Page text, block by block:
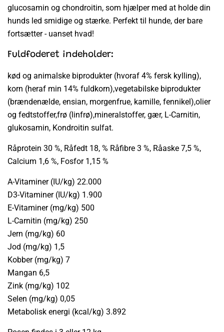
glucosamin og chondroitin, som hjælper med at holde din
hunds led smidige og stærke. Perfekt til hunde, der bare
fortsætter - uanset hvad!
Fuldfoderet indeholder:
kød og animalske biprodukter (hvoraf 4% fersk kylling),
korn (heraf min 14% fuldkorn),vegetabilske biprodukter
(brændenælde, ensian, morgenfrue, kamille, fennikel),olier
og fedtstoffer,frø (linfrø),mineralstoffer, gær, L-Carnitin,
glukosamin, Kondroitin sulfat.
Råprotein 30 %, Råfedt 18, % Råfibre 3 %, Råaske 7,5 %,
Calcium 1,6 %, Fosfor 1,15 %
A-Vitaminer (IU/kg) 22.000
D3-Vitaminer (IU/kg) 1.900
E-Vitaminer (mg/kg) 500
L-Carnitin (mg/kg) 250
Jern (mg/kg) 60
Jod (mg/kg) 1,5
Kobber (mg/kg) 7
Mangan 6,5
Zink (mg/kg) 102
Selen (mg/kg) 0,05
Metabolisk energi (kcal/kg) 3.892